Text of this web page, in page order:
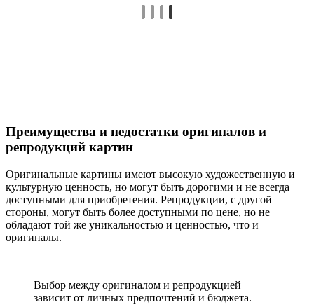
Преимущества и недостатки оригиналов и
репродукций картин
Оригинальные картины имеют высокую художественную и
культурную ценность, но могут быть дорогими и не всегда
доступными для приобретения. Репродукции, с другой
стороны, могут быть более доступными по цене, но не
обладают той же уникальностью и ценностью, что и
оригиналы.
Выбор между оригиналом и репродукцией
зависит от личных предпочтений и бюджета.